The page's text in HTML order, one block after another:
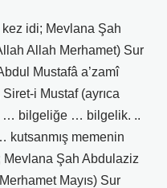
idi; Mevlana Şah
Allah Merhamet) Sur
Mustafâ a’zamî
i Mustaf (ayrıca
… bilgeliğe … bilgelik. ..
memenin
Şah Abdulaziz
Mayıs) Sur